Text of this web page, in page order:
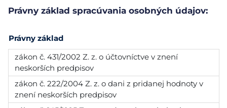
Právny základ spracúvania osobných údajov:
Právny základ
zákon č. 431/2002 Z. z. o účtovníctve v znení
neskorších predpisov
zákon č. 222/2004 Z. z. o dani z pridanej hodnoty v
znení neskorších predpisov